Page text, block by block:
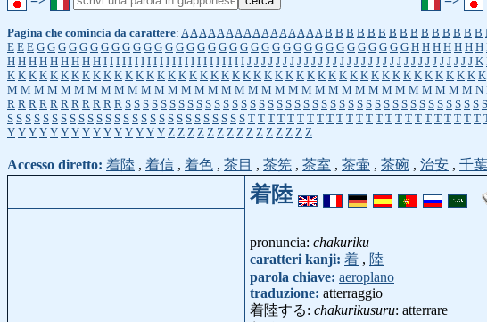
Pagina che comincia da carattere: A A A A A A A A A A A A A A A A B B B B B B B B B B B B B B B
E E E G G G G G G G G G G G G G G G G G G G G G G G G G G G G G G G G G G G H H H H H H H
H H H H H H H H H I I I I I I I I I I I I I I I I I I I I I I I J J J J J J J J J J J J J J J J J J J J J J J J J J J J J J J J K
K K K K K K K K K K K K K K K K K K K K K K K K K K K K K K K K K K K K K K K K K K K K K
M M M M M M M M M M M M M M M M M M M M M M M M M M M M M M M M M M M N
R R R R R R R R R R R S S S S S S S S S S S S S S S S S S S S S S S S S S S S S S S S S S S S S S S S S
S S S S S S S S S S S S S S S S S S S S S S S S S S S T T T T T T T T T T T T T T T T T T T T T T T T
Y Y Y Y Y Y Y Y Y Y Y Y Y Y Y Z Z Z Z Z Z Z Z Z Z Z Z Z Z Z
Accesso diretto: 着陸 , 着信 , 着色 , 茶目 , 茶筅 , 茶室 , 茶壷 , 茶碗 , 治安 , 千葉
着陸
pronuncia: chakuriku
caratteri kanji: 着 , 陸
parola chiave: aeroplano
traduzione: atterraggio
着陸する: chakurikusuru: atterrare